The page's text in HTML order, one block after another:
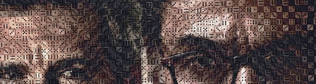
FILMS ET HORAIRES
ÉVÉNEMENTS
SCOLAIRES